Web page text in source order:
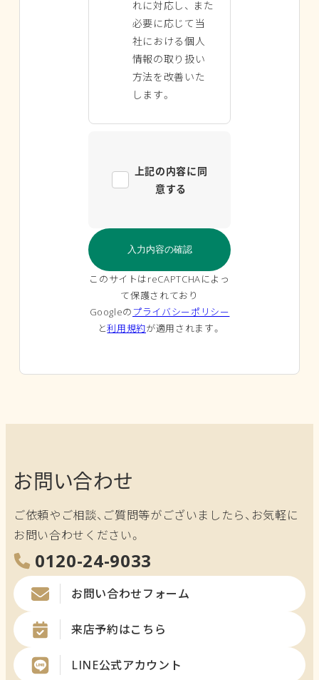
れに対応し、 また
必要に応じて当
社における個人
情報の取り扱い
方法を改善いた
します。
上記の内容に同
意する
このサイトはreCAPTCHAによっ
て保護されており
Googleの プライバシーポリシー
と利用規約が適用されます。
お問い合わせ
ご依頼やご相談、ご質問等がございましたら、お気軽に
お問い合わせください。
0120-24-9033
お問い合わせフォーム
来店予約はこちら
LINE公式アカウント